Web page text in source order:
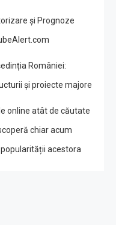
și Prognoze
României:
și proiecte majore
online atât de căutate
chiar acum
acestora